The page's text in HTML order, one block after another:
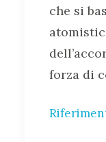
che si
forza di